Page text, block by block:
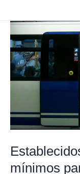
mínimos
Establecidos
un
61%
de
servicios
para
los
convocados
en